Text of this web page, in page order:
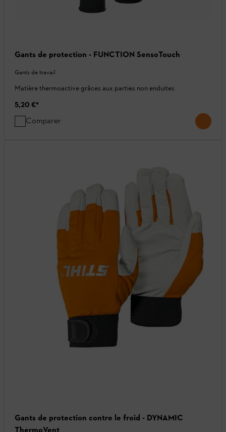
Gants de protection - FUNCTION SensoTouch
Gants de travail
Matière thermoactive grâces aux parties non enduites
5,20 €*
Comparer
Gants de protection contre le froid - DYNAMIC
ThermoVent